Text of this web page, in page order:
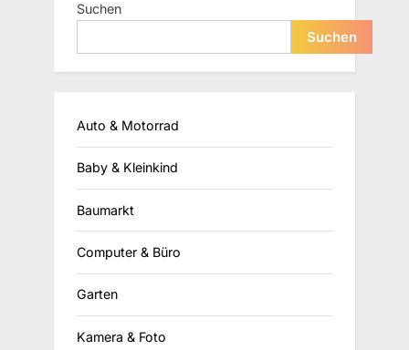
Suchen
Suchen
Auto & Motorrad
Baby & Kleinkind
Baumarkt
Computer & Büro
Garten
Kamera & Foto